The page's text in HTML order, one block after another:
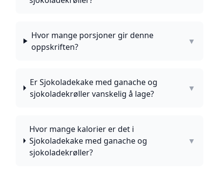
Hvor mange porsjoner gir denne
oppskriften?
▼
Er Sjokoladekake med ganache og
sjokoladekrøller vanskelig å lage?
▼
Hvor mange kalorier er det i
Sjokoladekake med ganache og
sjokoladekrøller?
▼